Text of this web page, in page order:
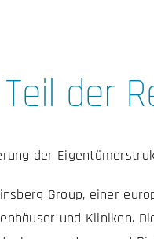
der
der
Group, einer
und Kliniken.